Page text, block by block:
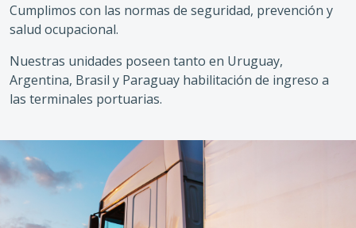
Cumplimos con las normas de seguridad, prevención y
salud ocupacional.
Nuestras unidades poseen tanto en Uruguay,
Argentina, Brasil y Paraguay habilitación de ingreso a
las terminales portuarias.